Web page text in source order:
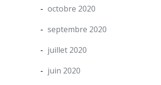
octobre 2020
septembre 2020
juillet 2020
juin 2020